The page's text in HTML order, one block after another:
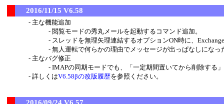
2016/11/15 V6.58
主な機能追加
閲覧モードの秀丸メールを起動するコマンド追加。
スレッドを無理矢理連結するオプションON時に、
無人運転で何らかの理由でメッセージが出っぱなしにな
主なバグ修正
IMAPの同期モードでも、「一定期間置いてから削除する
詳しくはV6.58βの改版履歴を参照ください。